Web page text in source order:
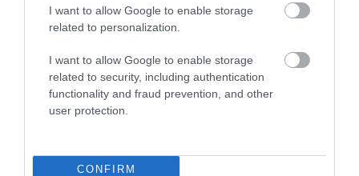
I want to allow Google to enable storage
related to personalization.
I want to allow Google to enable storage
related to security, including authentication
functionality and fraud prevention, and other
user protection.
CONFIRM
PRONEWS.GR /CELEBRITIES